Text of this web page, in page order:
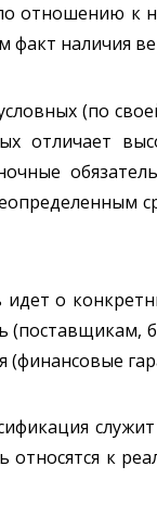
отношению к
наличия
(по
отличает
о
(поставщикам,
(финансовые
относятся к